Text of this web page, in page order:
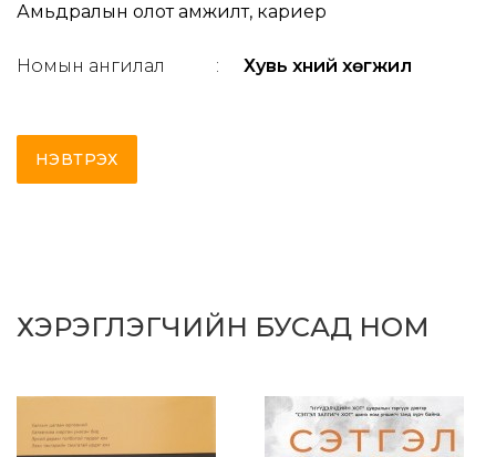
Амьдралын олот амжилт, кариер
Номын ангилал : Хувь хүний хөгжил
НЭВТРЭХ
ХЭРЭГЛЭГЧИЙН БУСАД НОМ